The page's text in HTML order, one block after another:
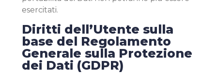
esercitati.
Diritti dell’Utente sulla
base del Regolamento
Generale sulla Protezione
dei Dati (GDPR)